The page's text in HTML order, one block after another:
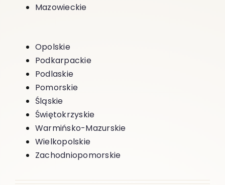
Mazowieckie
Opolskie
Podkarpackie
Podlaskie
Pomorskie
Śląskie
Świętokrzyskie
Warmińsko-Mazurskie
Wielkopolskie
Zachodniopomorskie